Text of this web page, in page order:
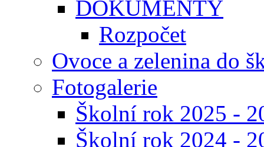
DOKUMENTY
Rozpočet
Ovoce a zelenina do
Fotogalerie
Školní rok 2025 -
Školní rok 2024 -